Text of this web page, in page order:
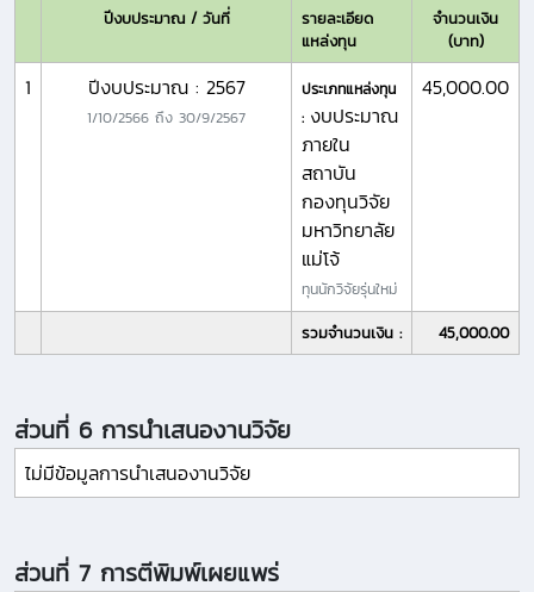
ปีงบประมาณ / วันที่
รายละเอียด
แหล่งทุน
จำนวนเงิน
(บาท)
1 ปีงบประมาณ : 2567
1/10/2566 ถึง 30/9/2567
ประเภทแหล่งทุน
: งบประมาณ
ภายใน
สถาบัน
กองทุนวิจัย
มหาวิทยาลัย
แม่โจ้
ทุนนักวิจัยรุ่นใหม่
45,000.00
รวมจำนวนเงิน : 45,000.00
ส่วนที่ 6 การนำเสนองานวิจัย
ไม่มีข้อมูลการนำเสนองานวิจัย
ส่วนที่ 7 การตีพิมพ์เผยแพร่